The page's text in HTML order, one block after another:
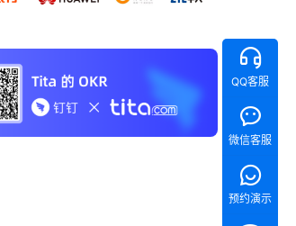
QQ客服
微信客服
预约演示